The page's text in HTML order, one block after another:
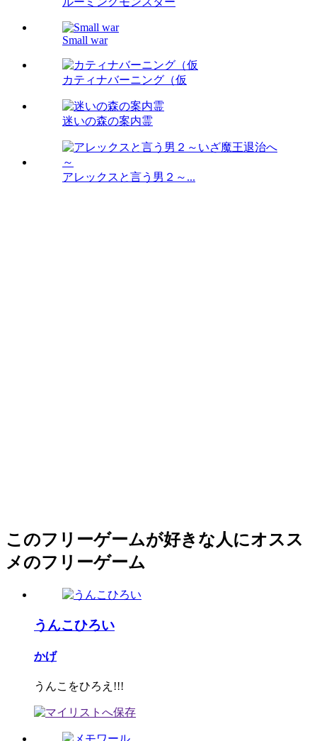
Small war
カティナバーニング（仮
迷いの森の案内霊
アレックスと言う男２～...
このフリーゲームが好きな人にオスス
メのフリーゲーム
うんこひろい
かげ
うんこをひろえ!!!